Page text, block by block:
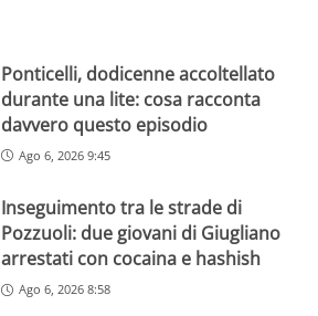
Ponticelli, dodicenne accoltellato
durante una lite: cosa racconta
davvero questo episodio
Ago 6, 2026 9:45
Inseguimento tra le strade di
Pozzuoli: due giovani di Giugliano
arrestati con cocaina e hashish
Ago 6, 2026 8:58